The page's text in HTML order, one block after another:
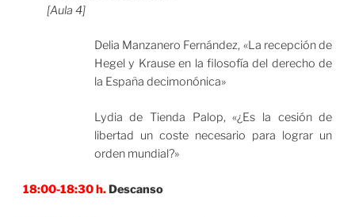
[Aula 4]
Delia Manzanero Fernández, «La recepción de
Hegel y Krause en la filosofía del derecho de
la España decimonónica»
Lydia de Tienda Palop, «¿Es la cesión de
libertad un coste necesario para lograr un
orden mundial?»
18:00-18:30 h.Descanso